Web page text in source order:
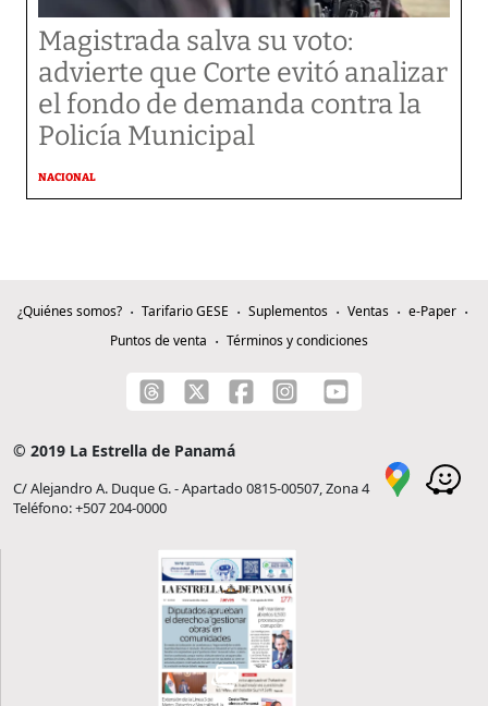
Magistrada salva su voto:
advierte que Corte evitó analizar
el fondo de demanda contra la
Policía Municipal
NACIONAL
¿Quiénes somos? Tarifario GESE Suplementos Ventas
e-Paper
Puntos de venta
Términos y condiciones
© 2019 La Estrella de Panamá
C/ Alejandro A. Duque G. - Apartado 0815-00507, Zona 4
Teléfono: +507 204-0000